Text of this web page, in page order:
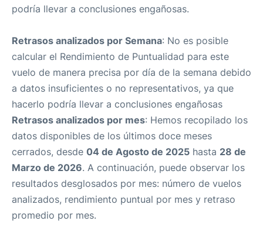
podría llevar a conclusiones engañosas.
Retrasos analizados por Semana: No es posible
calcular el Rendimiento de Puntualidad para este
vuelo de manera precisa por día de la semana debido
a datos insuficientes o no representativos, ya que
hacerlo podría llevar a conclusiones engañosas
Retrasos analizados por mes: Hemos recopilado los
datos disponibles de los últimos doce meses
cerrados, desde 04 de Agosto de 2025 hasta 28 de
Marzo de 2026. A continuación, puede observar los
resultados desglosados por mes: número de vuelos
analizados, rendimiento puntual por mes y retraso
promedio por mes.